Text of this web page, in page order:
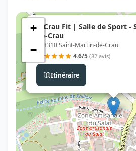
A Crau Fit | Salle de Sport -
de-Crau
, 13310 Saint-Martin-de-Crau
4.6/5 (82 avis)
Itinéraire
+
−